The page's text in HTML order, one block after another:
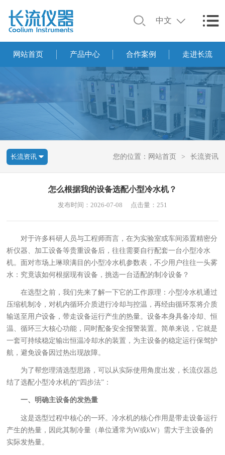
中文
网站首页 产品中心 合作案例 走进长流
长流资讯 您的位置： 网站首页 > 长流资讯
怎么根据我的设备选配小型冷水机？
发布时间：2026-07-08 点击量：251
对于许多科研人员与工程师而言，在为实验室或车间添置精密分
析仪器、加工设备等贵重设备后，往往需要自行配套一台小型冷水
机。面对市场上琳琅满目的小型冷水机参数表，不少用户往往一头雾
水：究竟该如何根据现有设备，挑选一台适配的制冷设备？
在选型之前，我们先来了解一下它的工作原理：小型冷水机通过
压缩机制冷，对机内循环介质进行冷却与控温，再经由循环泵将介质
输送至用户设备，带走设备运行产生的热量。设备本身具备冷却、恒
温、循环三大核心功能，同时配备安全报警装置。简单来说，它就是
一套可持续稳定输出恒温冷却水的装置，为主设备的稳定运行保驾护
航，避免设备因过热出现故障。
为了帮您理清选型思路，可以从实际使用角度出发，长流仪器总
结了选配小型冷水机的“四步法”：
一、明确主设备的发热量
这是选型过程中核心的一环。冷水机的核心作用是带走设备运行
产生的热量，因此其制冷量（单位通常为W或kW）需大于主设备的
实际发热量。